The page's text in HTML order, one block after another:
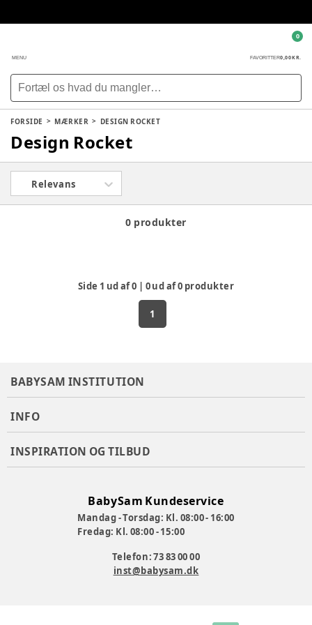
MENU FAVORITTER0,00 KR.
0
FORSIDE MÆRKER DESIGN ROCKET
Design Rocket
Relevans
0 produkter
Side 1 ud af0 0ud af0 produkter
1
BABYSAM INSTITUTION
INFO
INSPIRATION OG TILBUD
BabySam Kundeservice
Mandag - Torsdag: Kl. 08:00 - 16:00
Fredag: Kl. 08:00 - 15:00
Telefon: 73 83 00 00
inst@babysam.dk